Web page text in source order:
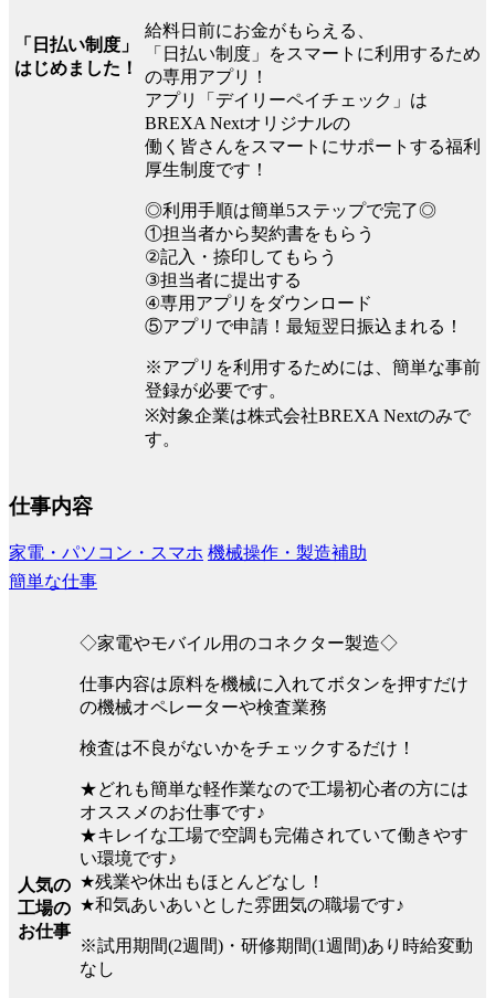
「日払い制度」
はじめました！
給料日前にお金がもらえる、
「日払い制度」をスマートに利用するため
の専用アプリ！
アプリ「デイリーペイチェック」は
BREXA Nextオリジナルの
働く皆さんをスマートにサポートする福利
厚生制度です！
◎利用手順は簡単5ステップで完了◎
①担当者から契約書をもらう
②記入・捺印してもらう
③担当者に提出する
④専用アプリをダウンロード
⑤アプリで申請！最短翌日振込まれる！
※アプリを利用するためには、簡単な事前
登録が必要です。
※対象企業は株式会社BREXA Nextのみで
す。
仕事内容
家電・パソコン・スマホ 機械操作・製造補助
簡単な仕事
人気の
工場の
お仕事
◇家電やモバイル用のコネクター製造◇
仕事内容は原料を機械に入れてボタンを押すだけ
の機械オペレーターや検査業務
検査は不良がないかをチェックするだけ！
★どれも簡単な軽作業なので工場初心者の方には
オススメのお仕事です♪
★キレイな工場で空調も完備されていて働きやす
い環境です♪
★残業や休出もほとんどなし！
★和気あいあいとした雰囲気の職場です♪
※試用期間(2週間)・研修期間(1週間)あり時給変動
なし